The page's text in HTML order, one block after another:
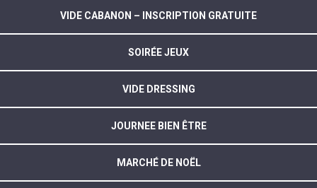
VIDE CABANON – INSCRIPTION GRATUITE
SOIRÉE JEUX
VIDE DRESSING
JOURNEE BIEN ÊTRE
MARCHÉ DE NOËL